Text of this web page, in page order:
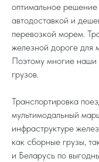
оптимальное
автодоставкой и
перевозкой морем.
железной дороге для
Поэтому многие наши
грузов.
Транспортировка
мультимодальный
инфраструктуре
как сборные грузы,
и Беларусь по